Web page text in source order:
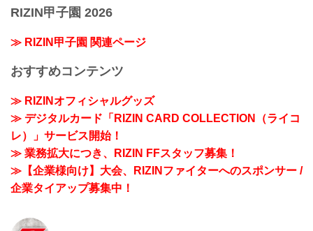
RIZIN甲子園 2026
≫ RIZIN甲子園 関連ページ
おすすめコンテンツ
≫ RIZINオフィシャルグッズ
≫ デジタルカード「RIZIN CARD COLLECTION（ライコ
レ）」サービス開始！
≫ 業務拡大につき、RIZIN FFスタッフ募集！
≫【企業様向け】大会、RIZINファイターへのスポンサー /
企業タイアップ募集中！